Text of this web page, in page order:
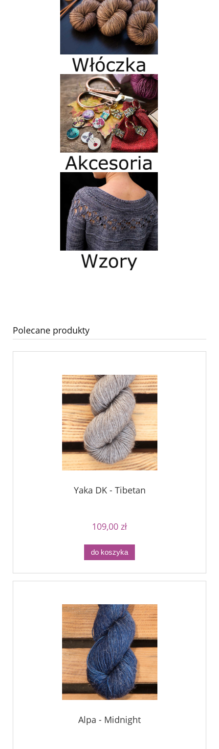
Polecane produkty
Yaka DK - Tibetan
109,00 zł
do koszyka
Alpa - Midnight